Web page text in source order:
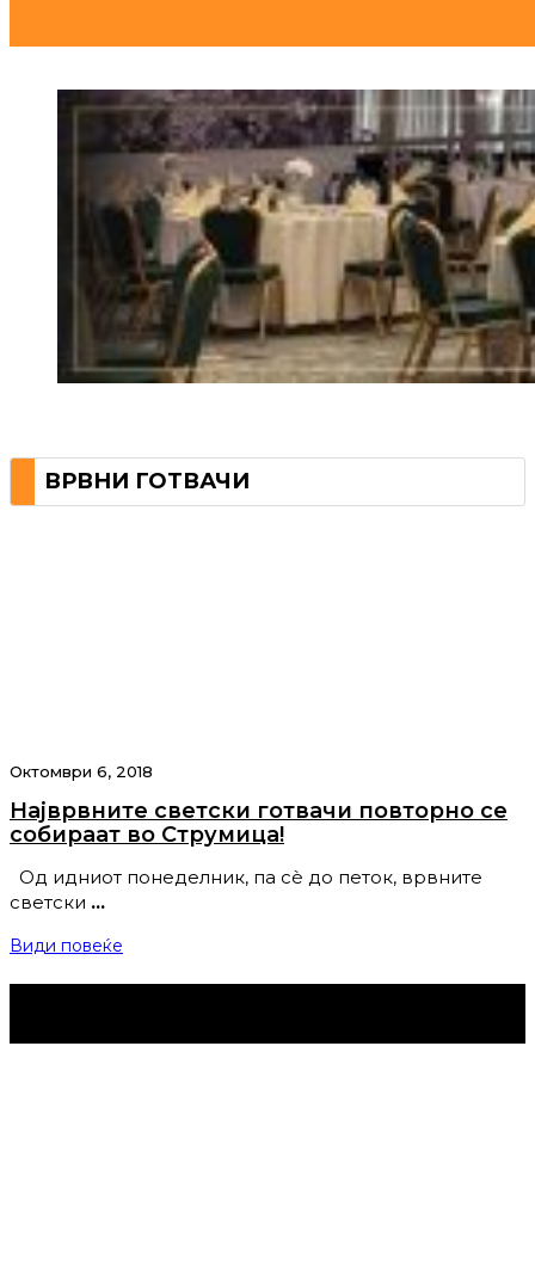
ВРВНИ ГОТВАЧИ
Октомври 6, 2018
Најврвните светски готвачи повторно се
собираат во Струмица!
Од идниот понеделник, па сè до петок, врвните
светски …
Види повеќе